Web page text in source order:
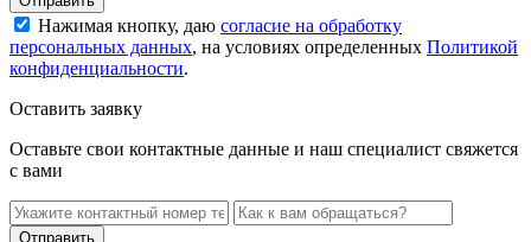
Нажимая кнопку, даю согласие на обработку
персональных данных, на условиях определенных Политикой
конфиденциальности.
Оставить заявку
Оставьте свои контактные данные и наш специалист свяжется
с вами